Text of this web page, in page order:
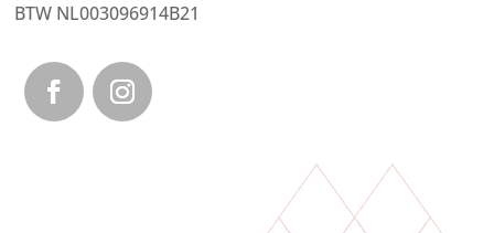
BTW NL003096914B21